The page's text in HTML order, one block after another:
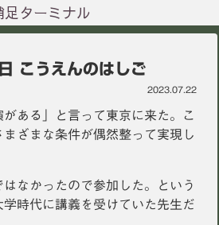
足ターミナル
うえんのはしご
2023.07.22
ある」と言って東京に来た。こ
ざまな条件が偶然整って実現し
なかったので参加した。という
時代に講義を受けていた先生だ